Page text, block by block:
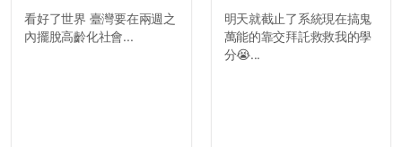
看好了世界 臺灣要在兩週之
內擺脫高齡化社會...
明天就截止了系統現在搞鬼
萬能的靠交拜託救救我的學
分😭...